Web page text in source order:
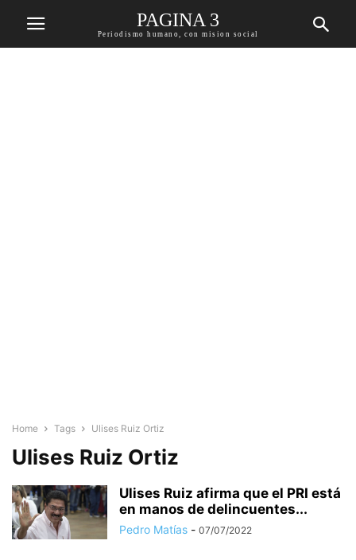
PAGINA 3
Periodismo humano, con mision social
Home Tags Ulises Ruiz Ortiz
Ulises Ruiz Ortiz
Ulises Ruiz afirma que el PRI está
en manos de delincuentes...
Pedro Matías - 07/07/2022